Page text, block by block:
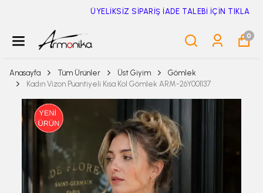
ÜYELİKSİZ SİPARİŞ İADE TALEBİ İÇİN TIKLA
0
Anasayfa Tüm Ürünler Üst Giyim
Gömlek
Kadın Vizon Puantiyeli Kısa Kol Gömlek ARM-26Y001137